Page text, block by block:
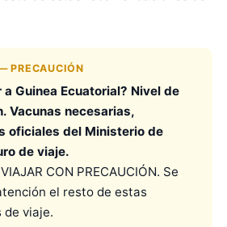
PRECAUCIÓN
Guinea Ecuatorial? Nivel de
Vacunas necesarias,
oficiales del Ministerio de
de viaje.
CON PRECAUCIÓN. Se
el resto de estas
de viaje.